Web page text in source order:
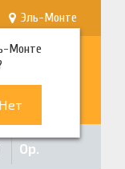
Эль-Монте
Монте
0р.